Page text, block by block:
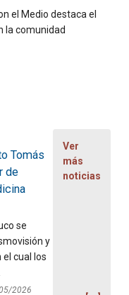
el Medio destaca el
la comunidad
Tomás
de
se
y
el cual los
2026
Ver
más
noticias